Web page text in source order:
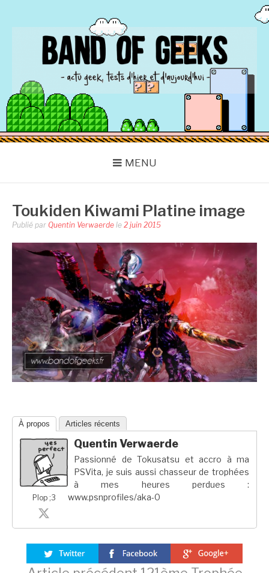
BAND OF GEEKS
Actu Geek d'hier et d'aujourd'hui
MENU
Toukiden Kiwami Platine image
Publié par Quentin Verwaerde le 2 juin 2015
À propos Articles récents
Plop ;3
Quentin Verwaerde
Passionné de Tokusatsu et accro à ma
PSVita, je suis aussi chasseur de trophées
à mes heures perdues :
www.psnprofiles/aka-0